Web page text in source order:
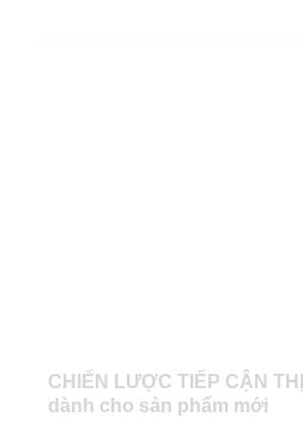
CHIẾN LƯỢC TIẾP CẬN
dành cho sản phẩm mới